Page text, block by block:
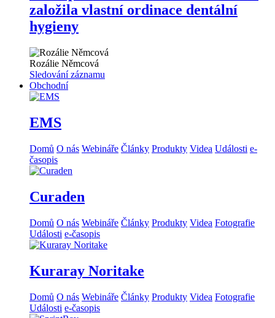
založila vlastní ordinace dentální
hygieny
Rozálie Němcová
Sledování záznamu
Obchodní
EMS
Domů O nás Webináře Články Produkty Videa Události e-
časopis
Curaden
Domů O nás Webináře Články Produkty Videa Fotografie
Události e-časopis
Kuraray Noritake
Domů O nás Webináře Články Produkty Videa Fotografie
Události e-časopis